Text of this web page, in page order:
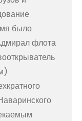
было
флота